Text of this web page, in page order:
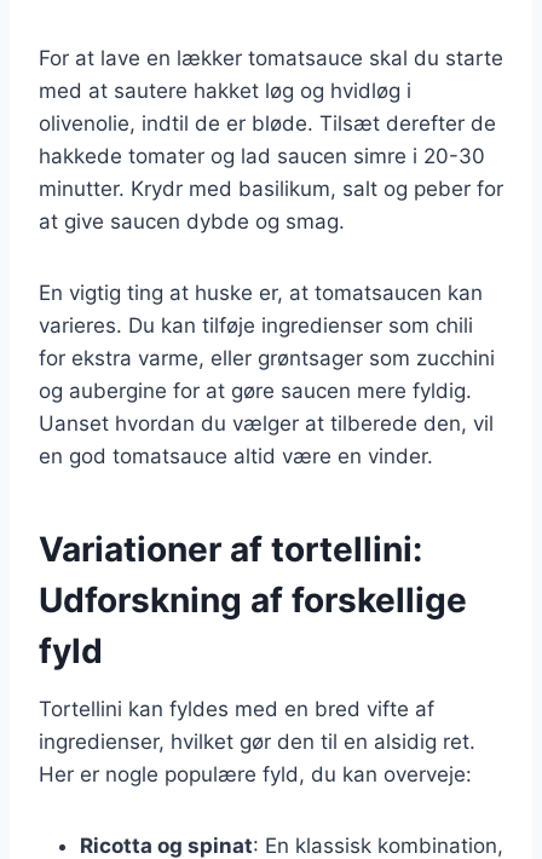
For at lave en lækker tomatsauce skal du starte
med at sautere hakket løg og hvidløg i
olivenolie, indtil de er bløde. Tilsæt derefter de
hakkede tomater og lad saucen simre i 20-30
minutter. Krydr med basilikum, salt og peber for
at give saucen dybde og smag.
En vigtig ting at huske er, at tomatsaucen kan
varieres. Du kan tilføje ingredienser som chili
for ekstra varme, eller grøntsager som zucchini
og aubergine for at gøre saucen mere fyldig.
Uanset hvordan du vælger at tilberede den, vil
en god tomatsauce altid være en vinder.
Variationer af tortellini:
Udforskning af forskellige
fyld
Tortellini kan fyldes med en bred vifte af
ingredienser, hvilket gør den til en alsidig ret.
Her er nogle populære fyld, du kan overveje:
Ricotta og spinat: En klassisk kombination,